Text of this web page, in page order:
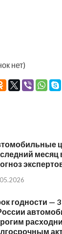
нет)
месяц
годности —